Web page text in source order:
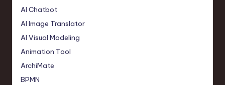
AI Chatbot
AI Image Translator
AI Visual Modeling
Animation Tool
ArchiMate
BPMN